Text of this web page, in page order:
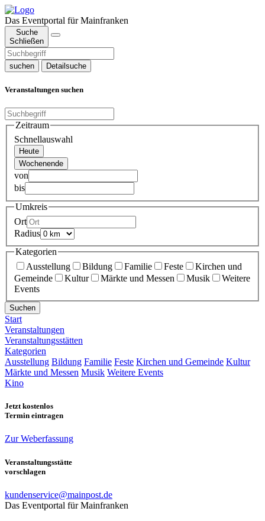
Das Eventportal für Mainfranken
Suche
Schließen
suchen Detailsuche
Veranstaltungen suchen
Zeitraum
Schnellauswahl
Heute
Wochenende
von
bis
Umkreis
Ort
Radius
Kategorien
Ausstellung
Bildung Familie Feste
Kirchen und
Gemeinde
Kultur Märkte und Messen Musik
Weitere
Events
Suchen
Start
Veranstaltungen
Veranstaltungsstätten
Kategorien
Ausstellung Bildung Familie Feste Kirchen und Gemeinde Kultur
Märkte und Messen Musik Weitere Events
Kino
Jetzt kostenlos
Termin eintragen
Zur Weberfassung
Veranstaltungsstätte
vorschlagen
kundenservice@mainpost.de
Das Eventportal für Mainfranken